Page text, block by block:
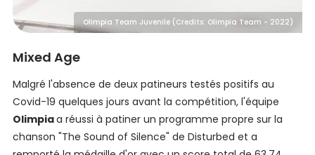
Olimpia Team Juvenile (Credits: Olimpia Team - 2022)
Mixed Age
Malgré l'absence de deux patineurs testés positifs au
Covid-19 quelques jours avant la compétition, l'équipe
Olimpiaa réussi à patiner un programme propre sur la
chanson "The Sound of Silence" de Disturbed et a